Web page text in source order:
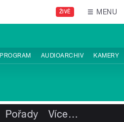
ŽIVĚ MENU
PROGRAM AUDIOARCHIV KAMERY
Pořady Více…